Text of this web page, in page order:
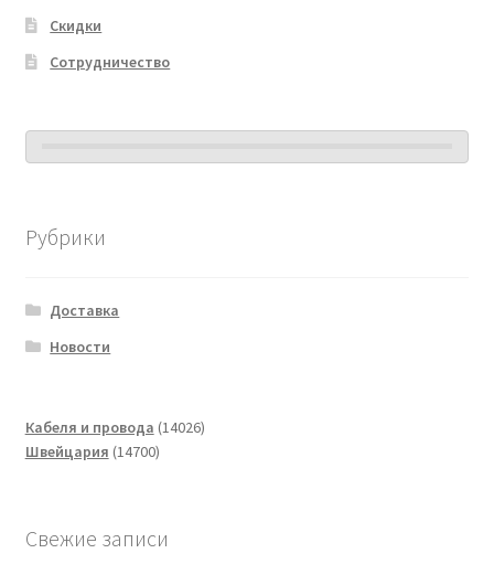
Скидки
Сотрудничество
Рубрики
Доставка
Новости
Кабеля и провода 1402614026
Швейцария 1470014700
Свежие записи